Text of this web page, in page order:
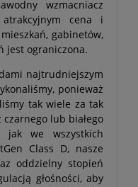
wzmacniacz
cena i
gabinetów,
jest ograniczona.
najtrudniejszym
ponieważ
tak wiele za tak
czarnego lub białego
jak we wszystkich
Class D, nasze
oddzielny stopień
głośności, aby